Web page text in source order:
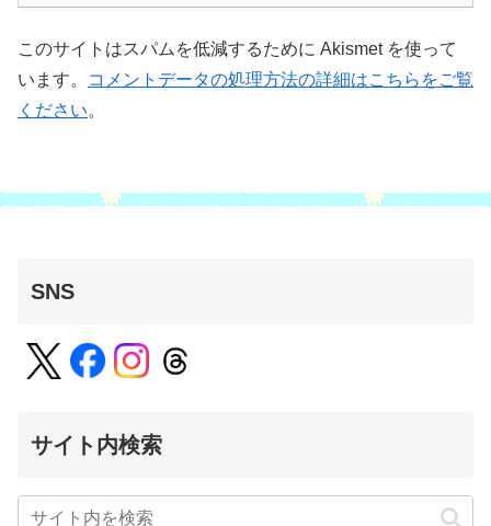
このサイトはスパムを低減するために Akismet を使って
います。
コメントデータの処理方法の詳細はこちらをご覧
ください。
SNS
サイト内検索